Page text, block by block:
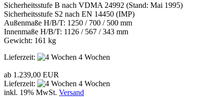
Sicherheitsstufe B nach VDMA 24992 (Stand: Mai 1995)
Sicherheitsstufe S2 nach EN 14450 (IMP)
Außenmaße H/B/T: 1250 / 700 / 500 mm
Innenmaße H/B/T: 1126 / 567 / 343 mm
Gewicht: 161 kg
Lieferzeit:
4 Wochen
ab 1.239,00 EUR
Lieferzeit:
4 Wochen
inkl. 19% MwSt. Versand